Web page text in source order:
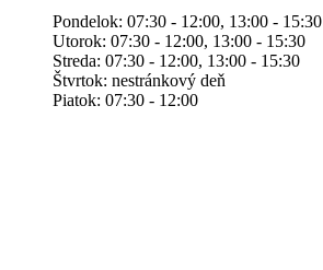
Pondelok: 07:30 - 12:00, 13:00 - 15:30
Utorok: 07:30 - 12:00, 13:00 - 15:30
Streda: 07:30 - 12:00, 13:00 - 15:30
Štvrtok: nestránkový deň
Piatok: 07:30 - 12:00